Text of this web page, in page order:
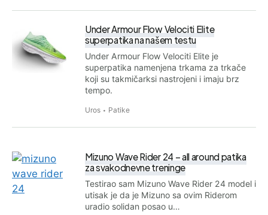
Under Armour Flow Velociti Elite
superpatika na našem testu
Under Armour Flow Velociti Elite je
superpatika namenjena trkama za trkače
koji su takmičarksi nastrojeni i imaju brz
tempo.
Uros Patike
Mizuno Wave Rider 24 – all around patika
za svakodnevne treninge
Testirao sam Mizuno Wave Rider 24 model i
utisak je da je Mizuno sa ovim Riderom
uradio solidan posao u…